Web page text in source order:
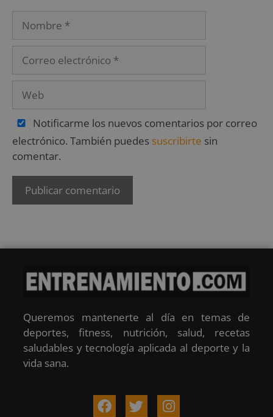
Notificarme los nuevos comentarios por correo
electrónico. También puedes suscribirte sin
comentar.
Queremos mantenerte al día en temas de
deportes, fitness, nutrición, salud, recetas
saludables y tecnología aplicada al deporte y la
vida sana.